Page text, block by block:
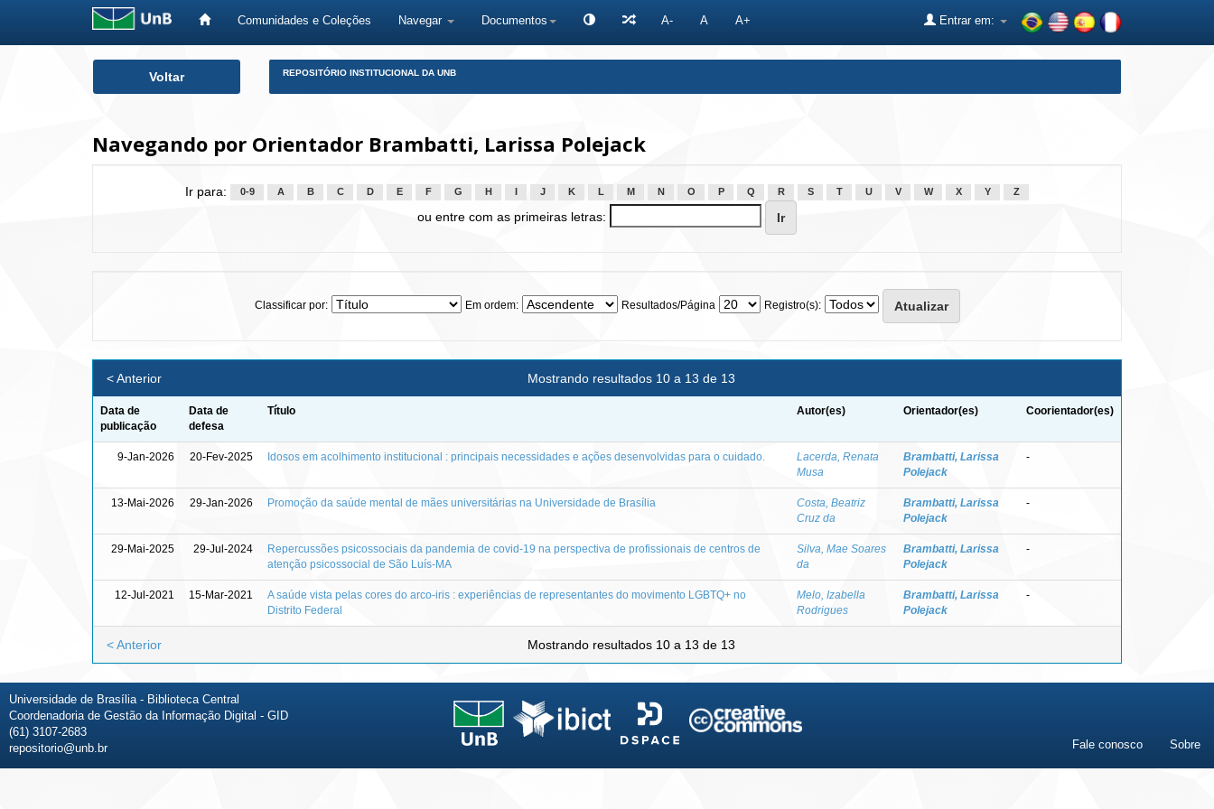
Comunidades e Coleções Navegar Documentos A- A A+ Entrar em:
Voltar REPOSITÓRIO INSTITUCIONAL DA UNB
Navegando por Orientador Brambatti, Larissa Polejack
Ir para: 0-9 A B C D E F G H J K L M N O P Q R S T U V W X Y Z
ou entre com as primeiras letras:
Classificar por: Em ordem: Resultados/Página Registro(s):
Mostrando resultados 10 a 13 de 13
< Anterior
Data de
publicação
Data de
defesa
Título Autor(es) Orientador(es) Coorientador(es)
9-Jan-2026 20-Fev-2025 Idosos em acolhimento institucional : principais necessidades e ações desenvolvidas para o cuidado.
Lacerda, Renata
Musa
Brambatti, Larissa
Polejack
-
13-Mai-2026 29-Jan-2026 Promoção da saúde mental de mães universitárias na Universidade de Brasília
Costa, Beatriz
Cruz da
Brambatti, Larissa
Polejack
-
29-Mai-2025 29-Jul-2024
Repercussões psicossociais da pandemia de covid-19 na perspectiva de profissionais de centros de
atenção psicossocial de São Luís-MA
Silva, Mae Soares
da
Brambatti, Larissa
Polejack
-
12-Jul-2021 15-Mar-2021
A saúde vista pelas cores do arco-iris : experiências de representantes do movimento LGBTQ+ no
Distrito Federal
Melo, Izabella
Rodrigues
Brambatti, Larissa
Polejack
-
Mostrando resultados 10 a 13 de 13
< Anterior
Universidade de Brasília - Biblioteca Central
Coordenadoria de Gestão da Informação Digital - GID
(61) 3107-2683
repositorio@unb.br
Fale conosco Sobre